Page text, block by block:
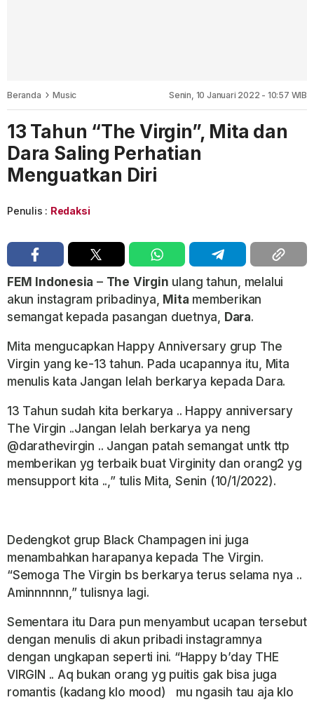
Beranda Music Senin, 10 Januari 2022 - 10:57 WIB
13 Tahun “The Virgin”, Mita dan
Dara Saling Perhatian
Menguatkan Diri
Penulis : Redaksi
FEM Indonesia – The Virgin ulang tahun, melalui
akun instagram pribadinya, Mita memberikan
semangat kepada pasangan duetnya, Dara.
Mita mengucapkan Happy Anniversary grup The
Virgin yang ke-13 tahun. Pada ucapannya itu, Mita
menulis kata Jangan lelah berkarya kepada Dara.
13 Tahun sudah kita berkarya .. Happy anniversary
The Virgin ..Jangan lelah berkarya ya neng
@darathevirgin .. Jangan patah semangat untk ttp
memberikan yg terbaik buatVirginity dan orang2 yg
mensupport kita ..,” tulis Mita, Senin (10/1/2022).
Dedengkot grup Black Champagen ini juga
menambahkan harapanya kepada The Virgin.
“Semoga The Virgin bs berkarya terus selama nya ..
Aminnnnnn,” tulisnya lagi.
Sementara itu Dara pun menyambut ucapan tersebut
dengan menulis di akun pribadi instagramnya
dengan ungkapan seperti ini. “Happy b’day THE
VIRGIN .. Aq bukan orang yg puitis gak bisa juga
romantis (kadang klo mood)
mu ngasih tau aja klo